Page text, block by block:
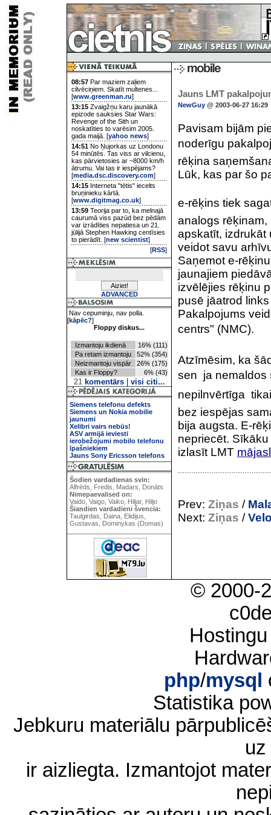
08:57 Par maziem zaļiem
cilvēciņiem. Skatīt multenes...
[www.greenman.ru]
13:15 Zvaigžņu karu jaunākā
epizode sauksies Star Wars:
Revenge of the Sith un
noskatīties to varēsim 2005.
gada maijā. [yahoo news]
14:51 No Ņujorkas uz Londonu
54 minūtēs. Tas viss ar vilcienu,
kas pārvietosies ar ~8000 km/h
ātrumu. Vai tas ir iespējams?
[media.dsc.discovery.com]
14:15 Interneta "tētis" iecelts
bruņinieku kārtā.
[www.digitmag.co.uk]
13:59 Teorija par to, ka melnajā
caurumā viss pazūd bez pēdām
var izrādīties nepatiesa un 21.
jūlijā Stephen Hawking centīsies
to pierādīt. [new scientist]
[RSS]
ADVANCED
Nav cepuminju, nav polla.
[kāpēc?]
Floppy diskus...
Izmantoju ikdienā
16% (111)
Pa retam izmantoju
52% (354)
Neizmantoju vispār
26% (175)
Kas ir Floppy?
6% (43)
21komentārs| visi citi...
Siemens telefonu defekts
Siemens un Nokia mobilie
jaunumi
Xelibri vairs nebūs!
ASV armijā ieviesti
ierobežojumi mobilo telefonu
īpašniekiem
Jauns Sony Ericsson telefons
Šodien vardadienas svin:
Alfrēds, Fredis, Madars, Donāts
Nimepaevalised on:
Vaido, Vaigo, Vaiko, Hiljar, Hiljo
Šiandien vardadieni švencia:
Taulgirdas, Daina, Elidijus,
Gustavas, Dominykas (Domas)
Jauns LMT
NewGuy @ 2003-06-27 16:29
Pavisam bijām
noderīgu
rēķina
Lūk, kas par šo
e-rēķins tiek
analogs rēķinam,
apskatīt, izdrukāt
veidot savu
Saņemot e-
jaunajiem
izvēlējies rēķinu
pusē jāatrod
Pakalpojums
centrs" (NMC).
Atzīmēsim, ka
sen  ja
nepilnvērtīga 
bez iespējas
bija augsta. E-
nepriecēt.
izlasīt LMT
Prev: Ziņas /
Next: Ziņas /
© 2000-
php/mysql
Statistika
Jebkuru materiālu
ir aizliegta. Izmantojot